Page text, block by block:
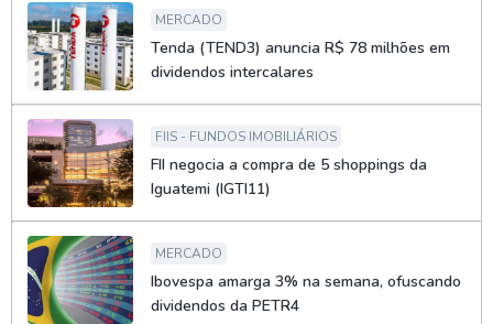
MERCADO
Tenda (TEND3) anuncia R$ 78 milhões em
dividendos intercalares
FIIS - FUNDOS IMOBILIÁRIOS
FII negocia a compra de 5 shoppings da
Iguatemi (IGTI11)
MERCADO
Ibovespa amarga 3% na semana, ofuscando
dividendos da PETR4